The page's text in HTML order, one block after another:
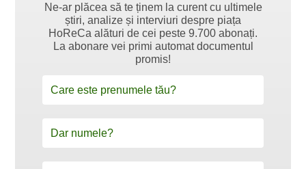
Ne-ar plăcea să te ținem la curent cu ultimele
știri, analize și interviuri despre piața
HoReCa alături de cei peste 9.700 abonați.
La abonare vei primi automat documentul
promis!